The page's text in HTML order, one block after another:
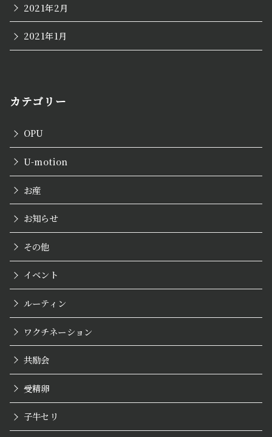
2021年2月
2021年1月
カテゴリー
OPU
U-motion
お産
お知らせ
その他
イベント
ルーティン
ワクチネーション
共励会
受精卵
子牛セリ